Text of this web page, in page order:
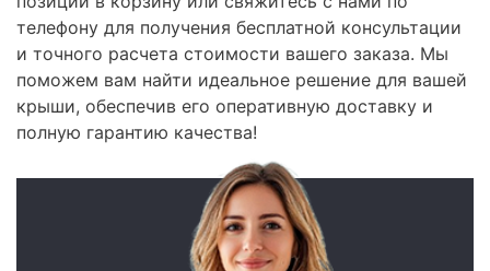
телефону для получения бесплатной консультации
и точного расчета стоимости вашего заказа. Мы
поможем вам найти идеальное решение для вашей
крыши, обеспечив его оперативную доставку и
полную гарантию качества!